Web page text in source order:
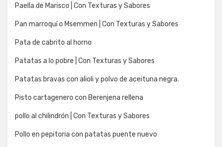
Paella de Marisco | Con Texturas y Sabores
Pan marroquí o Msemmen | Con Texturas y Sabores
Pata de cabrito al horno
Patatas a lo pobre | Con Texturas y Sabores
Patatas bravas con alioli y polvo de aceituna negra.
Pisto cartagenero con Berenjena rellena
pollo al chilindrón | Con Texturas y Sabores
Pollo en pepitoria con patatas puente nuevo